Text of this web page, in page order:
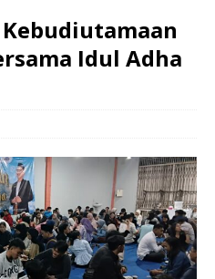
Idul Adha